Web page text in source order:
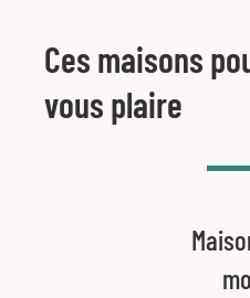
Ces maisons
vous plaire